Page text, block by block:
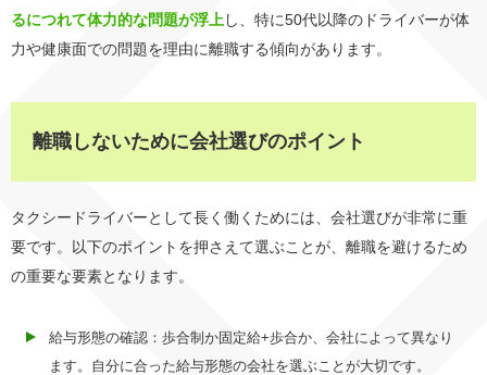
るにつれて体力的な問題が浮上 し、特に50代以降のドライバーが体
力や健康面での問題を理由に離職する傾向があります。
離職しないために会社選びのポイント
タクシードライバーとして長く働くためには、会社選びが非常に重
要です。以下のポイントを押さえて選ぶことが、離職を避けるため
の重要な要素となります。
給与形態の確認：歩合制か固定給+歩合か、会社によって異なり
ます。自分に合った給与形態の会社を選ぶことが大切です。